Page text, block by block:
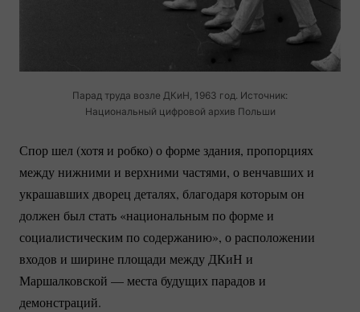
Парад труда возле ДКиН, 1963 год. Источник:
Национальный цифровой архив Польши
Спор шел (хотя и робко) о форме здания, пропорциях
между нижними и верхними частями, о венчавших и
украшавших дворец деталях, благодаря которым он
должен был стать «национальным по форме и
социалистическим по содержанию», о расположении
входов и ширине площади между ДКиН и
Маршалковской — места будущих парадов и
демонстраций.